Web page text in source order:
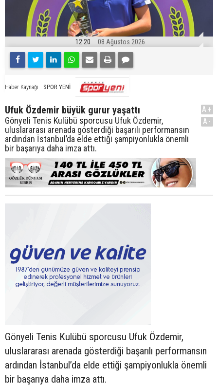
12:20 08 Ağustos 2026
Haber Kaynağı SPOR YENİ
Ufuk Özdemir büyük gurur yaşattı
Gönyeli Tenis Kulübü sporcusu Ufuk Özdemir,
uluslararası arenada gösterdiği başarılı performansın
ardından İstanbul’da elde ettiği şampiyonlukla önemli
bir başarıya daha imza attı.
A+
A-
Gönyeli Tenis Kulübü sporcusu Ufuk Özdemir,
uluslararası arenada gösterdiği başarılı performansın
ardından İstanbul’da elde ettiği şampiyonlukla önemli
bir başarıya daha imza attı.